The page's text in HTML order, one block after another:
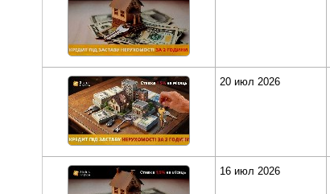
20 июл 2026
16 июл 2026